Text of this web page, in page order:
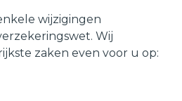
wijzigingen
Wij
zaken even voor u op: